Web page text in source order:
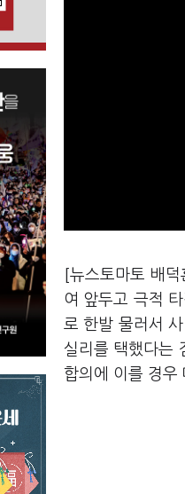
[뉴스토마토 배
여 앞두고 극적 타
로 한발 물러서
실리를 택했다는
합의에 이를 경우